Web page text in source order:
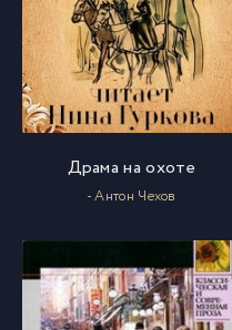
Драма на охоте
- Антон Чехов